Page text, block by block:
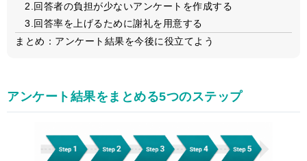
2.回答者の負担が少ないアンケートを作成する
3.回答率を上げるために謝礼を用意する
まとめ：アンケート結果を今後に役立てよう
アンケート結果をまとめる5つのステップ